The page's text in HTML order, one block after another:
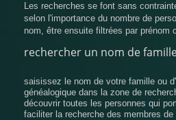
Les recherches se font sans
selon l'importance du nombre de
nom, être ensuite filtrées par prénom
rechercher un nom de
saisissez le nom de votre famille ou
généalogique dans la zone de
découvrir toutes les personnes qui
faciliter la recherche des membres